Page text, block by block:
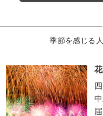
季節を感じる